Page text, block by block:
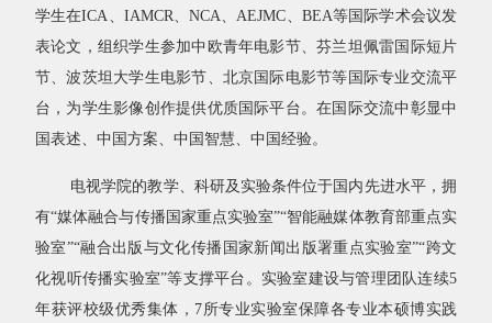
学生在ICA、 IAMCR、NCA、AEJMC、 BEA等国际学术会议发
表论文，组织学生参加中欧青年电影节、芬兰坦佩雷国际短片
节、波茨坦大学生电影节、北京国际电影节等国际专业交流平
台，为学生影像创作提供优质国际平台。在国际交流中彰显中
国表述、中国方案、中国智慧、中国经验。
电视学院的教学、科研及实验条件位于国内先进水平，拥
有“媒体融合与传播国家重点实验室”“智能融媒体教育部重点实
验室”“融合出版与文化传播国家新闻出版署重点实验室”“跨文
化视听传播实验室”等支撑平台。实验室建设与管理团队连续5
年获评校级优秀集体， 7所专业实验室保障各专业本硕博实践